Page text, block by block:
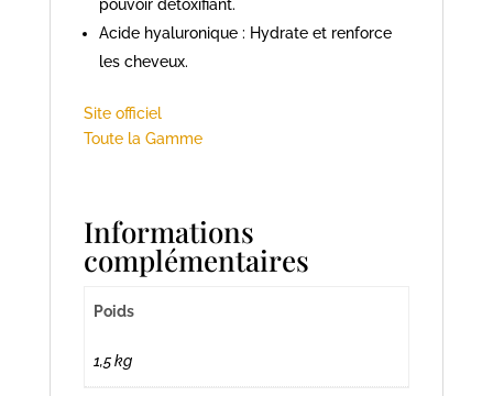
pouvoir détoxifiant.
Acide hyaluronique : Hydrate et renforce
les cheveux.
Site officiel
Toute la Gamme
Informations
complémentaires
Poids
1,5 kg